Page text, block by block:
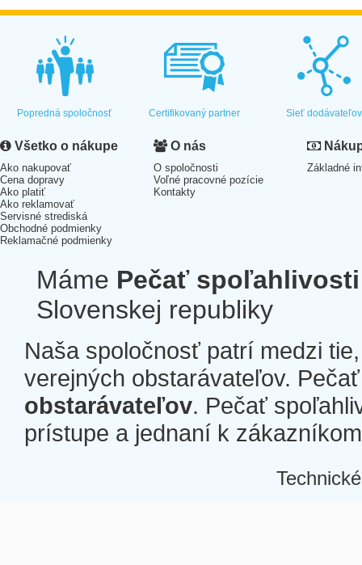
Popredná spoločnosť Certifikovaný partner Sieť dodávateľov
Všetko o nákupe
Ako nakupovať
Cena dopravy
Ako platiť
Ako reklamovať
Servisné strediská
Obchodné podmienky
Reklamačné podmienky
O nás
O spoločnosti
Voľné pracovné pozície
Kontakty
Základné
Máme Pečať spoľahlivosti
Slovenskej republiky
Naša spoločnosť patrí medzi
verejných obstarávateľov.
obstarávateľov. Pečať
prístupe a jednaní k